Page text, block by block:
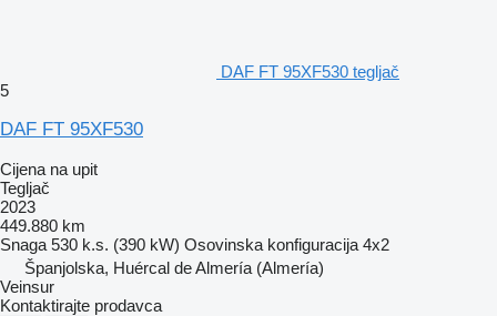
DAF FT 95XF530 tegljač
5
DAF FT 95XF530
Cijena na upit
Tegljač
2023
449.880 km
Snaga 530 k.s. (390 kW) Osovinska konfiguracija 4x2
Španjolska, Huércal de Almería (Almería)
Veinsur
Kontaktirajte prodavca